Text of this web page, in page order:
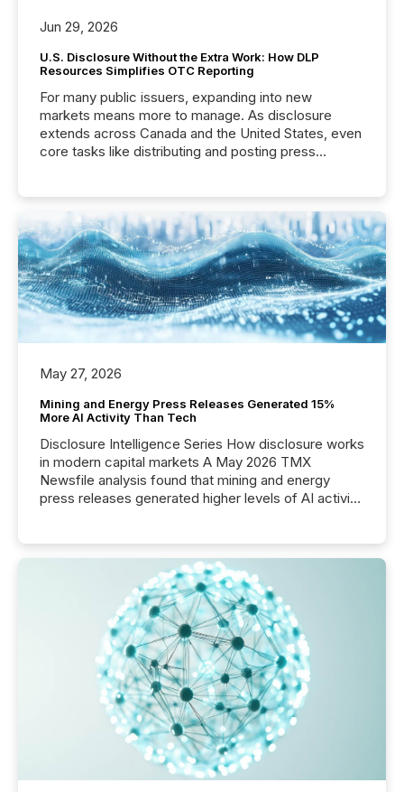
Jun 29, 2026
U.S. Disclosure Without the Extra Work: How DLP
Resources Simplifies OTC Reporting
For many public issuers, expanding into new
markets means more to manage. As disclosure
extends across Canada and the United States, even
core tasks like distributing and posting press
been on keeping the distribution and cross-border
posting of its news simple. “They seamlessly post
our news on the OTC Markets site. I don’t even
have to think...
May 27, 2026
Mining and Energy Press Releases Generated 15%
More AI Activity Than Tech
Disclosure Intelligence Series How disclosure works
in modern capital markets A May 2026 TMX
Newsfile analysis found that mining and energy
press releases generated higher levels of AI activity
distributed through TMX Newsfile’s network over a
72-hour period. Results showed that AI systems are
actively processing mining and energy press
releases at scale. AI...